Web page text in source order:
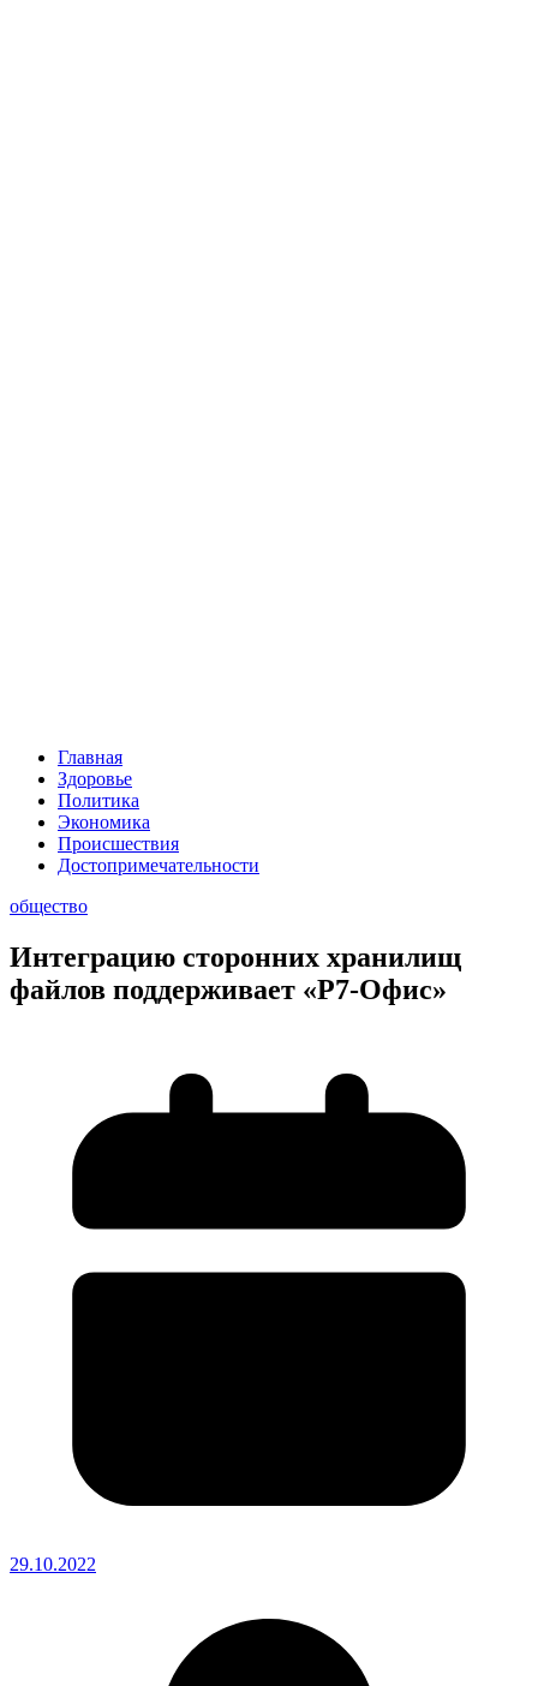
Главная
Здоровье
Политика
Экономика
Происшествия
Достопримечательности
общество
Интеграцию сторонних хранилищ
файлов поддерживает «Р7-Офис»
29.10.2022